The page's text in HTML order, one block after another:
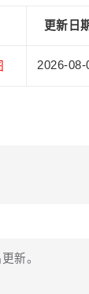
更新日
2026-08-
新。